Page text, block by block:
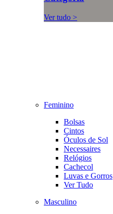
Ver tudo >
Feminino
Bolsas
Cintos
Óculos de Sol
Necessaires
Relógios
Cachecol
Luvas e Gorros
Ver Tudo
Masculino